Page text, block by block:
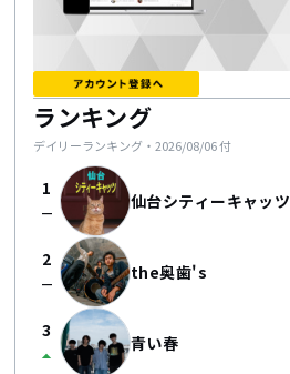
ランキング
デイリーランキング・ 2026/08/06付
1
check_indeterminate_small 仙台シティーキャッツ
2
check_indeterminate_small the奥歯's
3
arrow_drop_up 青い春